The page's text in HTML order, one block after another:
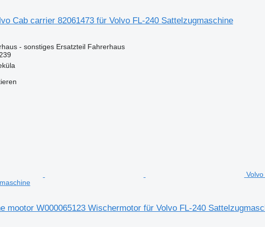
Cab carrier 82061473 für Volvo FL-240 Sattelzugmaschine
- sonstiges Ersatzteil Fahrerhaus
mootor W000065123 Wischermotor für Volvo FL-240